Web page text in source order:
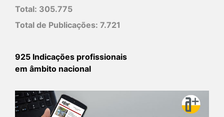
Total: 305.775
Total de Publicações: 7.721
925 Indicações profissionais
em âmbito nacional